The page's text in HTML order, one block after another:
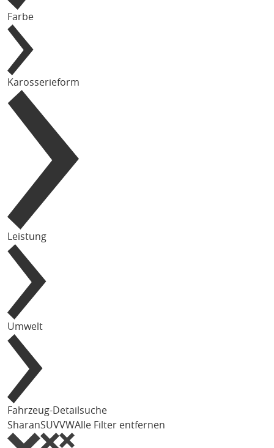
Farbe
Karosserieform
Leistung
Umwelt
Fahrzeug-Detailsuche
SharanSUVVWAlle Filter entfernen